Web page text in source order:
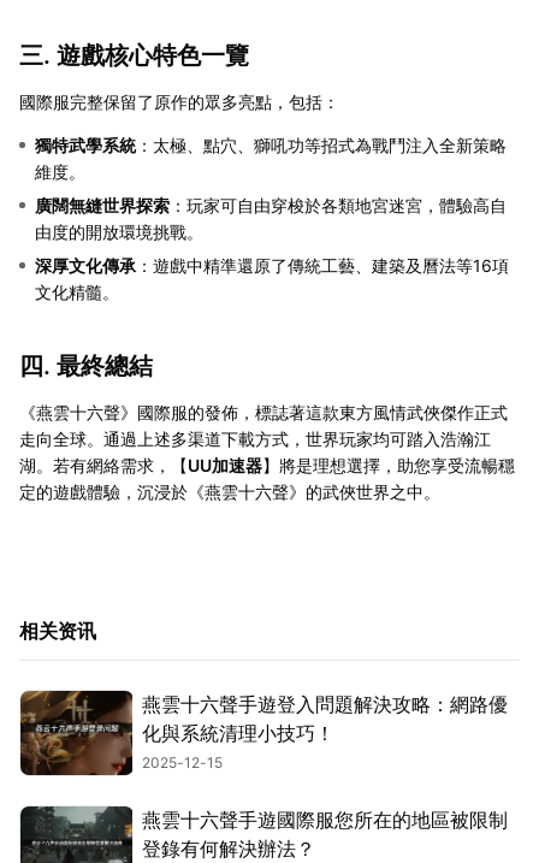
三. 遊戲核心特色一覽
國際服完整保留了原作的眾多亮點，包括：
獨特武學系統：太極、點穴、獅吼功等招式為戰鬥注入全新策略
維度。
廣闊無縫世界探索 ：玩家可自由穿梭於各類地宮迷宮，體驗高自
由度的開放環境挑戰。
深厚文化傳承 ：遊戲中精準還原了傳統工藝、建築及曆法等16項
文化精髓。
四. 最終總結
《燕雲十六聲》國際服的發佈，標誌著這款東方風情武俠傑作正式
走向全球。通過上述多渠道下載方式，世界玩家均可踏入浩瀚江
湖。若有網絡需求，【UU加速器】將是理想選擇，助您享受流暢穩
定的遊戲體驗，沉浸於《燕雲十六聲》的武俠世界之中。
相关资讯
燕雲十六聲手遊登入問題解決攻略：網路優
化與系統清理小技巧！
2025-12-15
燕雲十六聲手遊國際服您所在的地區被限制
登錄有何解決辦法？